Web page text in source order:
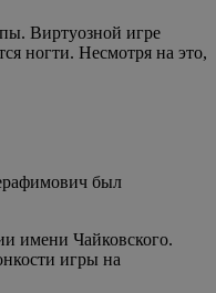
Виртуозной игре
ногти. Несмотря на это,
был
имени Чайковского.
игры на